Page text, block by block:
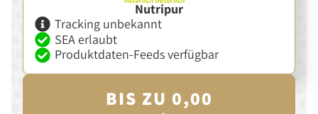
Nutripur
Tracking unbekannt
SEA erlaubt
Produktdaten-Feeds verfügbar
BIS ZU 0,00